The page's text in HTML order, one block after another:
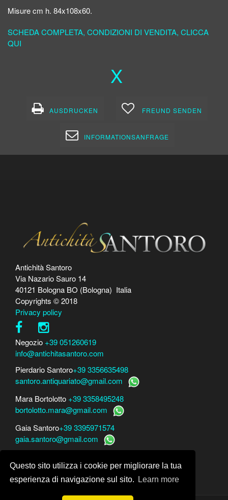
Questo sito utilizza i cookie per migliorare la tua
esperienza di navigazione sul sito.
Learn more
Misure cm h. 84x108x60.
SCHEDA COMPLETA, CONDIZIONI DI VENDITA, CLICCA
QUI
X
AUSDRUCKEN FREUND SENDEN
INFORMATIONSANFRAGE
Antichità Santoro
Via Nazario Sauro 14
40121 Bologna BO (Bologna) Italia
Copyrights © 2018
Privacy policy
Negozio +39 051260619
info@antichitasantoro.com
Pierdario Santoro+39 3356635498
santoro.antiquariato@gmail.com
Mara Bortolotto +39 3358495248
bortolotto.mara@gmail.com
Gaia Santoro+39 3395971574
gaia.santoro@gmail.com
Mara Bortolottowww.perito-arte-antiquariato.it
Dario Santorowww.peritoarte.info